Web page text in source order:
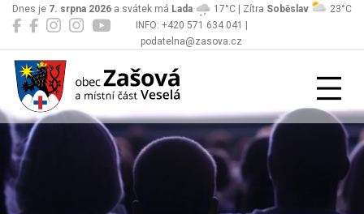
INFO: +420 571 634 041 |
podatelna@zasova.cz
Dnes je 7. srpna 2026 a svátek má Lada 17°C | Zítra Soběslav 23°C
Zašová